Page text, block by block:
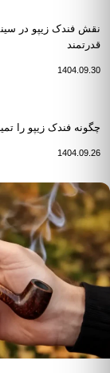
نقش فندک زیپو در
قدرتمند
1404.09.30
چگونه فندک زیپو را
1404.09.26